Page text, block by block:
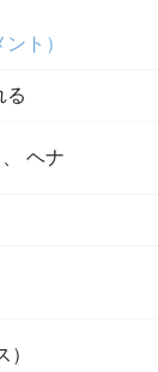
ト）
る
ヘナ